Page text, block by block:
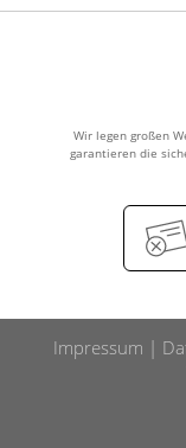
Wir legen großen
garantieren die
Impressum